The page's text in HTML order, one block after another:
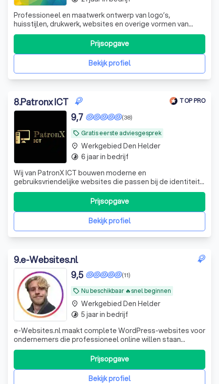
Professioneel en maatwerk ontwerp van logo’s,
huisstijlen, drukwerk, websites en overige vormen van
creatieve communicatie. Flexibel, betrouwbaar, een
overvloed aan creativiteit en nette prijzen.
Bekijk profiel
Prijsopgave
8.Patronx ICT TOP PRO
local_offer Gratis eerste adviesgesprek
(38)
9,7
Wij van PatronX ICT bouwen moderne en
gebruiksvriendelijke websites die passen bij de identiteit
van jouw bedrijf. We verzorgen het complete traject: van
ontwerp, domeinregistratie en hosting tot beveiliging,
onderhoud en zoekmachineoptimalisatie (SEO). Daarnaast
ondersteunen wij bij e-mail, Microso
Bekijk profiel
Prijsopgave
place Werkgebied Den Helder
timelapse 6 jaar in bedrijf
9.e-Websites.nl
local_offer Nu beschikbaar 🔥snel beginnen
(11)
9,5
e-Websites.nl maakt complete WordPress-websites voor
ondernemers die professioneel online willen staan
zonder technisch gedoe. Veel ondernemers weten dat ze
een goede website nodig hebben, maar lopen vast op
keuzes zoals hosting, domeinnaam, e-mail, WordPress,
onderhoud, beveiliging en teksten. Wij
Bekijk profiel
Prijsopgave
place Werkgebied Den Helder
timelapse 5 jaar in bedrijf